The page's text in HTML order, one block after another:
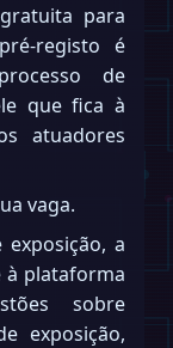
para
registo é
de
que fica à
atuadores
vaga.
a
à plataforma
sobre
exposição,